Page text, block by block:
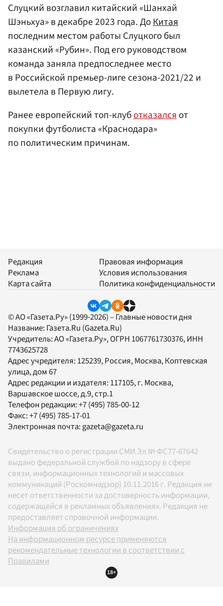
Слуцкий возглавил китайский «Шанхай
Шэньхуа» в декабре 2023 года. ДоКитая
последним местом работы Слуцкого был
казанский «Рубин». Под его руководством
команда заняла предпоследнее место
в Российской премьер-лиге сезона-2021/22 и
вылетела в Первую лигу.
Ранее европейский топ-клуботказалсяот
покупки футболиста «Краснодара»
по политическим причинам.
Редакция
Реклама
Карта сайта
Правовая информация
Условия использования
Политика конфиденциальности
© АО «Газета.Ру» (1999-2026) – Главные новости дня
Название: Газета.Ru (Gazeta.Ru)
Учредитель:АО «Газета.Ру», ОГРН 1067761730376, ИНН
7743625728
Адрес учредителя: 125239, Россия, Москва, Коптевская
улица, дом 67
Адрес редакции и издателя: 117105, г. Москва,
Варшавское шоссе, д.9, стр.1
Телефон редакции:+7 (495) 785-00-12
Факс:+7 (495) 785-17-01
Электронная почта: gazeta@gazeta.ru
Свидетельство о регистрации СМИ Эл № ФС77-67642
выдано федеральной службой по надзору в сфере
связи, информационных технологий и массовых
коммуникаций (Роскомнадзор) 10.11.2016 г. Редакция не
несет ответственности за достоверность информации,
содержащейся в рекламных объявлениях. Редакция не
предоставляет справочной информации.
Информация об ограничениях
На информационном ресурсе применяются
рекомендательные технологии в соответствии с
Правилами
18+